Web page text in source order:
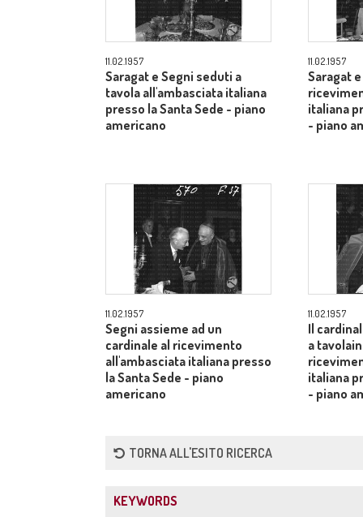
11.02.1957
Saragat e Segni seduti a
tavola all'ambasciata italiana
presso la Santa Sede - piano
americano
11.02.1957
Saragat
italiana
- piano
11.02.1957
Segni assieme ad un
cardinale al ricevimento
all'ambasciata italiana presso
la Santa Sede - piano
americano
11.02.1957
Il
a
italiana
- piano
TORNA ALL'ESITO RICERCA
KEYWORDS